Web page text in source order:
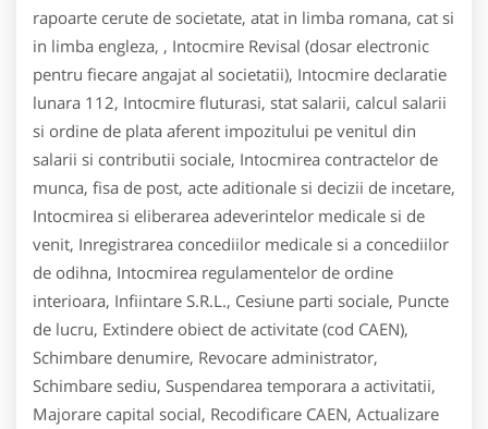
rapoarte cerute de societate, atat in limba romana, cat si
in limba engleza, , Intocmire Revisal (dosar electronic
pentru fiecare angajat al societatii), Intocmire declaratie
lunara 112, Intocmire fluturasi, stat salarii, calcul salarii
si ordine de plata aferent impozitului pe venitul din
salarii si contributii sociale, Intocmirea contractelor de
munca, fisa de post, acte aditionale si decizii de incetare,
Intocmirea si eliberarea adeverintelor medicale si de
venit, Inregistrarea concediilor medicale si a concediilor
de odihna, Intocmirea regulamentelor de ordine
interioara, Infiintare S.R.L., Cesiune parti sociale, Puncte
de lucru, Extindere obiect de activitate (cod CAEN),
Schimbare denumire, Revocare administrator,
Schimbare sediu, Suspendarea temporara a activitatii,
Majorare capital social, Recodificare CAEN, Actualizare